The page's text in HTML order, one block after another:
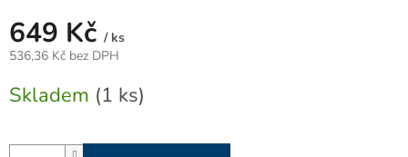
649 Kč / ks
536,36 Kč bez DPH
cena:
Skladem (1 ks)